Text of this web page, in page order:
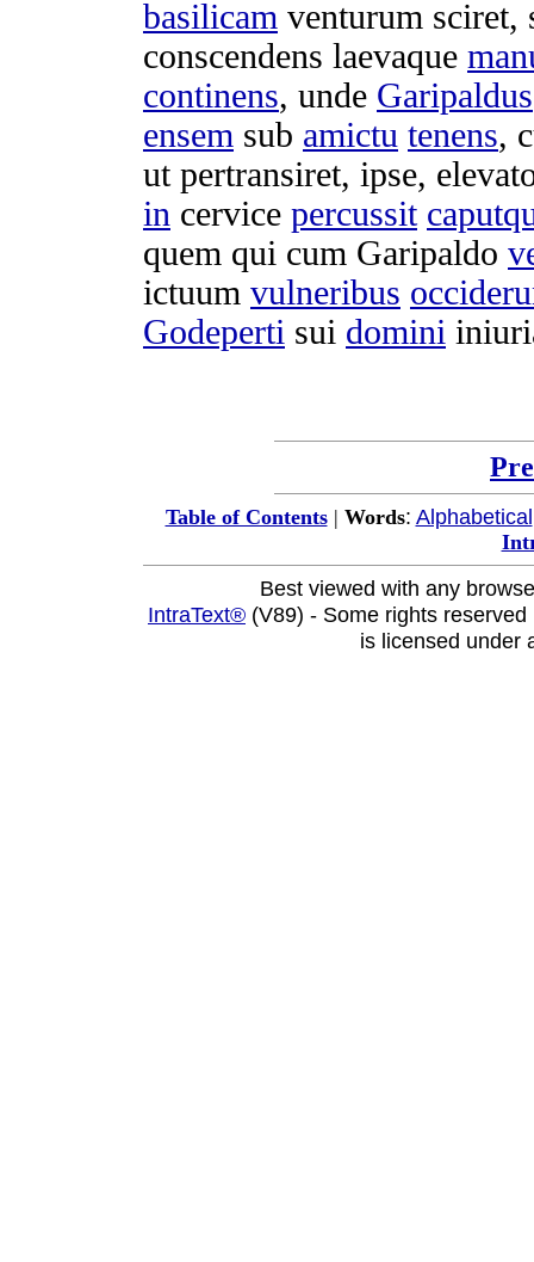
basilicam venturum sciret,
conscendens laevaque
continens, unde Garipaldus
ensem sub amictu tenens,
ut pertransiret, ipse,
in cervice percussit
quem qui cum Garipaldo
ictuum vulneribus
Godeperti sui domini
Table of Contents| Words: Alphabetical
Best viewed with any
IntraText® (V89) - Some rights
is licensed under